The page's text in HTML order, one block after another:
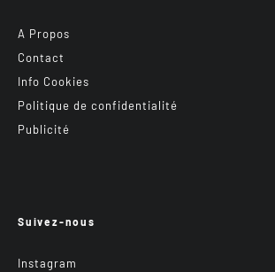
A Propos
Contact
Info Cookies
Politique de confidentialité
Publicité
Suivez-nous
Instagram